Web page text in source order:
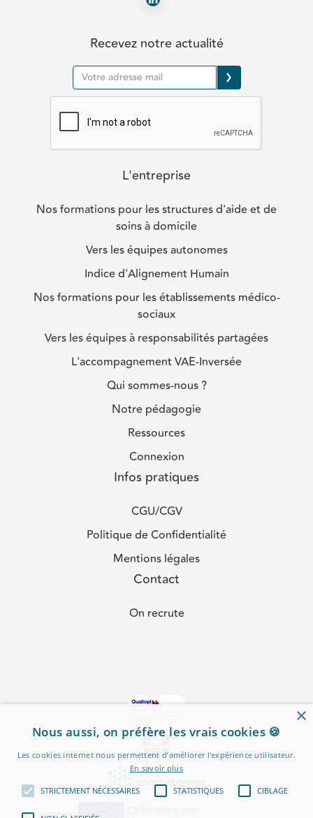
Recevez notre actualité
L'entreprise
Nos formations pour les structures d'aide et de
soins à domicile
Vers les équipes autonomes
Indice d'Alignement Humain
Nos formations pour les établissements médico-
sociaux
Vers les équipes à responsabilités partagées
L'accompagnement VAE-Inversée
Qui sommes-nous ?
Notre pédagogie
Ressources
Connexion
Infos pratiques
CGU/CGV
Politique de Confidentialité
Mentions légales
Contact
On recrute
×
Nous aussi, on préfère les vrais cookies 🍪
Les cookies internet nous permettent d’améliorer l'expérience utilisateur.
En savoir plus
STRICTEMENT NÉCESSAIRES STATISTIQUES CIBLAGE